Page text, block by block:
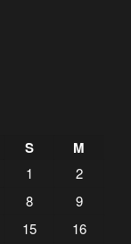
S M
1
2
8
9
15 16